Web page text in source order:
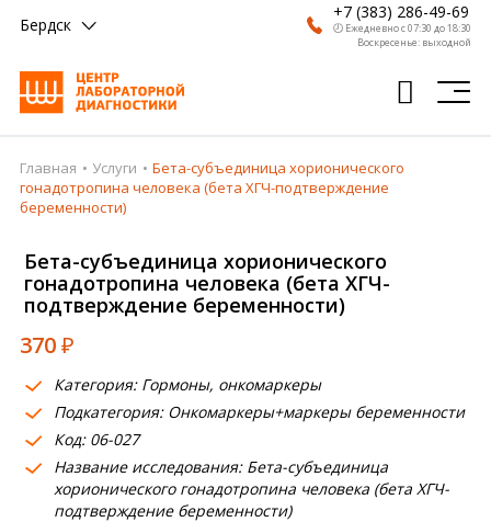
Бердск
+7 (383) 286-49-69
🕗 Ежедневно с 07:30 до 18:30
Воскресенье: выходной
Главная
Анализы
Врачи
Получить результат
Пациентам
О компании
Где сдать
Партнерам
Главная Услуги
Бета-субъединица хорионического
гонадотропина человека (бета ХГЧ-подтверждение
беременности)
Бета-субъединица хорионического
гонадотропина человека (бета ХГЧ-
подтверждение беременности)
370₽
Категория: Гормоны, онкомаркеры
Подкатегория: Онкомаркеры+маркеры беременности
Код: 06-027
Название исследования: Бета-субъединица
хорионического гонадотропина человека (бета ХГЧ-
подтверждение беременности)